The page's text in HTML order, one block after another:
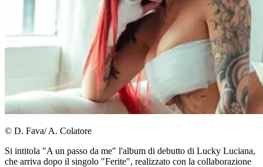
© D. Fava/ A. Colatore
Si intitola "A un passo da me" l'album di debutto di Lucky Luciana,
che arriva dopo il singolo "Ferite", realizzato con la collaborazione